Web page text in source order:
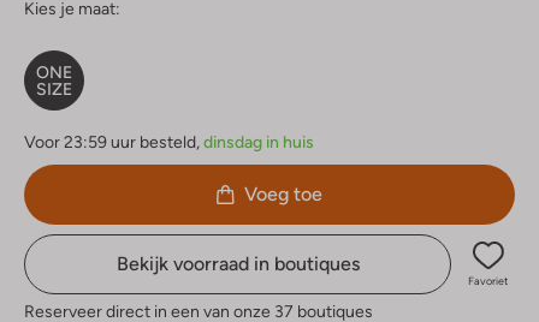
Kies je maat:
ONE
SIZE
Voor 23:59 uur besteld,dinsdag in huis
Voeg toe
Bekijk voorraad in boutiques
Favoriet
Reserveer direct in een van onze 37 boutiques